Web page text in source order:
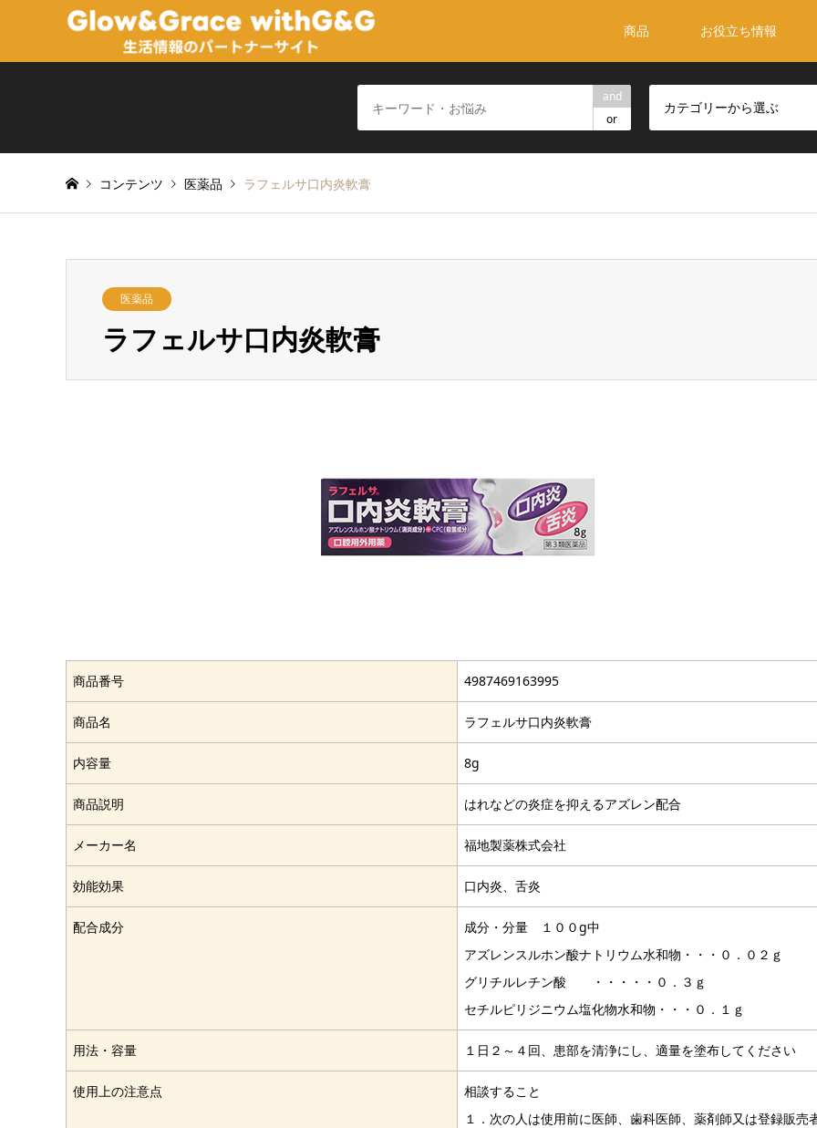
商品 お役立ち情報
and
or
カテゴリーから選ぶ
コンテンツ 医薬品 ラフェルサ口内炎軟膏
医薬品
ラフェルサ口内炎軟膏
商品番号 4987469163995
商品名 ラフェルサ口内炎軟膏
内容量 8g
商品説明 はれなどの炎症を抑えるアズレン配合
メーカー名 福地製薬株式会社
効能効果 口内炎、舌炎
配合成分
成分・分量 １００g中
アズレンスルホン酸ナトリウム水和物・・・０．０２ｇ
グリチルレチン酸 ・・・・・０．３ｇ
セチルピリジニウム塩化物水和物・・・０．１ｇ
用法・容量 １日２～４回、患部を清浄にし、適量を塗布してください
使用上の注意点
相談すること
１．次の人は使用前に医師、歯科医師、薬剤師又は登録販売